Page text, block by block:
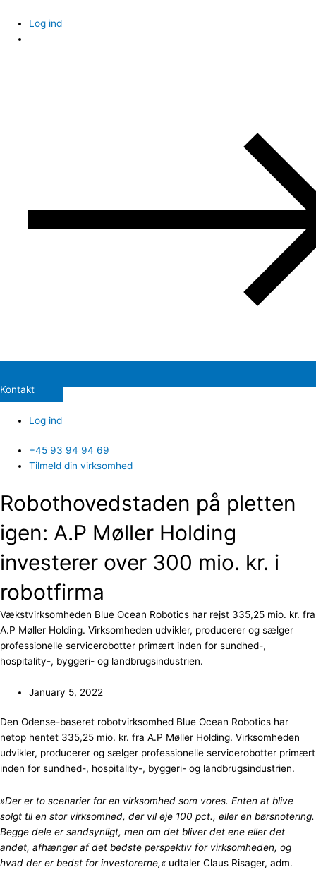
content
Log ind
Kontakt
Log ind
+45 93 94 94 69
Tilmeld din virksomhed
Robothovedstaden på pletten
igen: A.P Møller Holding
investerer over 300 mio. kr. i
robotfirma
Vækstvirksomheden Blue Ocean Robotics har rejst 335,25 mio. kr. fra
A.P Møller Holding. Virksomheden udvikler, producerer og sælger
professionelle servicerobotter primært inden for sundhed-,
hospitality-, byggeri- og landbrugsindustrien.
January 5, 2022
Den Odense-baseret robotvirksomhed Blue Ocean Robotics har
netop hentet 335,25 mio. kr. fra A.P Møller Holding. Virksomheden
udvikler, producerer og sælger professionelle servicerobotter primært
inden for sundhed-, hospitality-, byggeri- og landbrugsindustrien.
»Der er to scenarier for en virksomhed som vores. Enten at blive
solgt til en stor virksomhed, der vil eje 100 pct., eller en børsnotering.
Begge dele er sandsynligt, men om det bliver det ene eller det
andet, afhænger af det bedste perspektiv for virksomheden, og
hvad der er bedst for investorerne,« udtaler Claus Risager, adm.